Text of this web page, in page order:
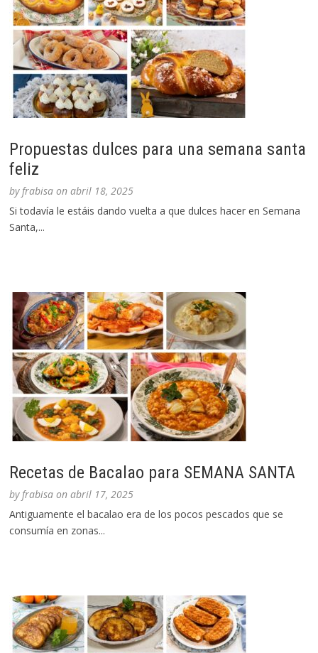
Propuestas dulces para una semana santa
feliz
byfrabisa onabril 18, 2025
Si todavía le estáis dando vuelta a que dulces hacer en Semana
Santa,...
Recetas de Bacalao para SEMANA SANTA
byfrabisa onabril 17, 2025
Antiguamente el bacalao era de los pocos pescados que se
consumía en zonas...